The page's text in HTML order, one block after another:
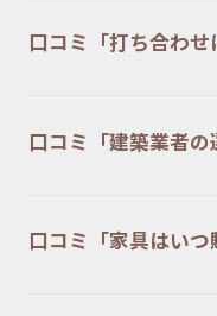
口コミ「打ち合わせ
口コミ「建築業者の
口コミ「家具はいつ